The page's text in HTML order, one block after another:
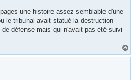
une histoire assez semblable d'une
le tribunal avait statué la destruction
défense mais qui n'avait pas été suivi